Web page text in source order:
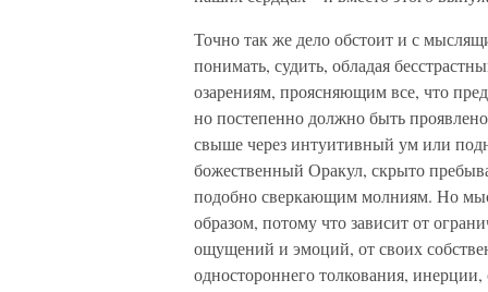
Точно так же дело обстоит и с
понимать, судить, обладая
озарениям, проясняющим все, что
но постепенно должно быть
свыше через интуитивный ум или
божественный Оракул, скрыто
подобно сверкающим молниям. Но
образом, потому что зависит от
ощущений и эмоций, от своих
одностороннего толкования,